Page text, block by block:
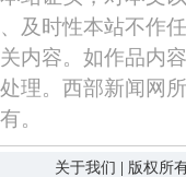
及时性本站不作
内容。如作品内
理。西部新闻网
。
关于我们 版权所